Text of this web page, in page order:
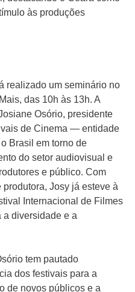
às produções
realizado um seminário no
das 10h às 13h. A
Osório, presidente
de Cinema — entidade
Brasil em torno de
do setor audiovisual e
e público. Com
Josy já esteve à
Internacional de Filmes
a diversidade e a
tem pautado
dos festivais para a
de novos públicos e a